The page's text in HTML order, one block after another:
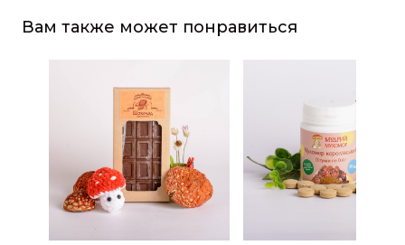
Вам также может понравиться